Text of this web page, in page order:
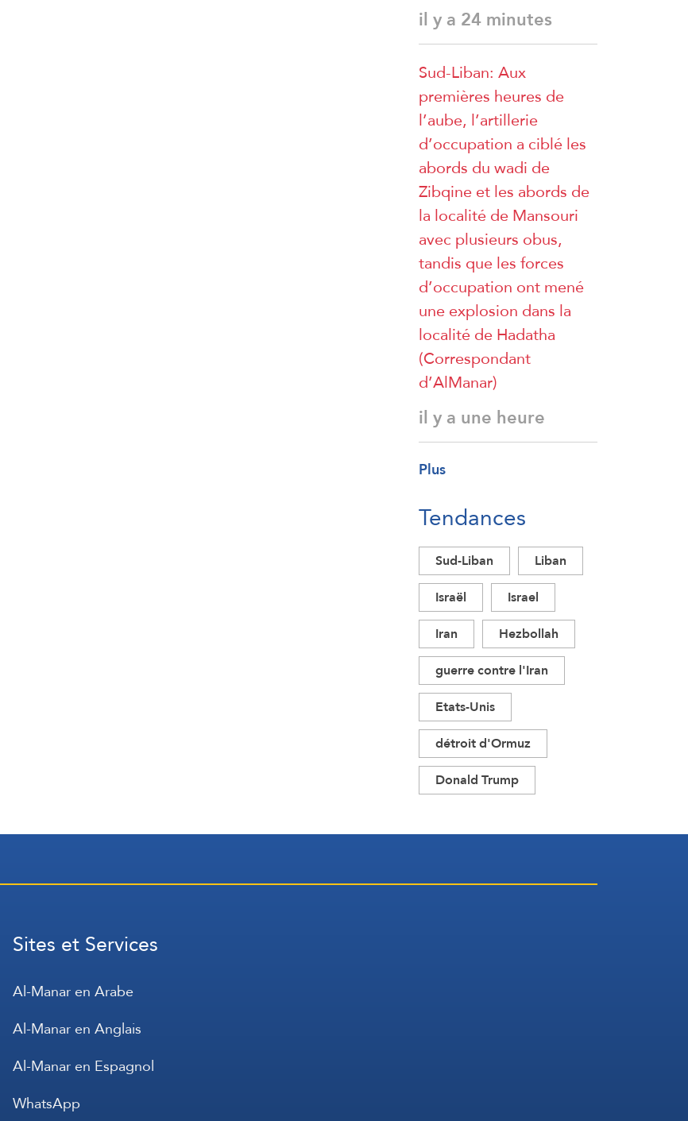
il y a 24 minutes
Sud-Liban: Aux
premières heures de
l’aube, l’artillerie
d’occupation a ciblé les
abords du wadi de
Zibqine et les abords de
la localité de Mansouri
avec plusieurs obus,
tandis que les forces
d’occupation ont mené
une explosion dans la
localité de Hadatha
(Correspondant
d’AlManar)
il y a une heure
Plus
Tendances
Sud-Liban
Liban
Israël
Israel
Iran
Hezbollah
guerre contre l'Iran
Etats-Unis
détroit d'Ormuz
Donald Trump
Sites et Services
Al-Manar en Arabe
Al-Manar en Anglais
Al-Manar en Espagnol
WhatsApp